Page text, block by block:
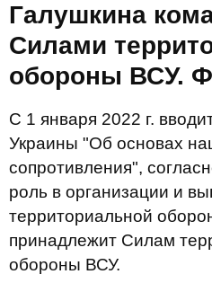
Галушкина
Силами
обороны ВСУ.
С 1 января 2022 г.
Украины "Об основах
сопротивления",
роль в организации и
территориальной
принадлежит Силам
обороны ВСУ.